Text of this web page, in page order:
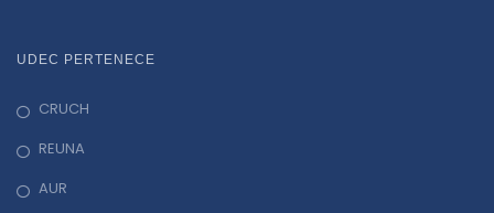
UDEC PERTENECE
CRUCH
REUNA
AUR